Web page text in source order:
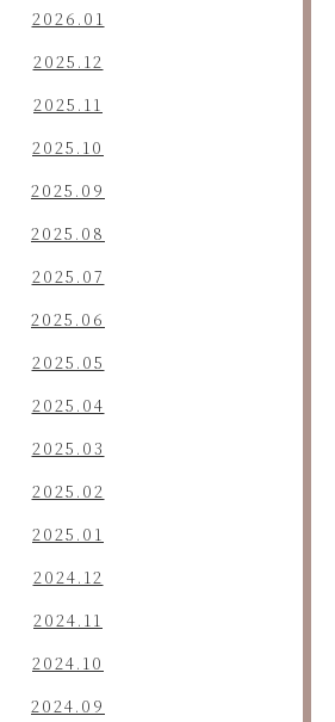
2026.01
2025.12
2025.11
2025.10
2025.09
2025.08
2025.07
2025.06
2025.05
2025.04
2025.03
2025.02
2025.01
2024.12
2024.11
2024.10
2024.09